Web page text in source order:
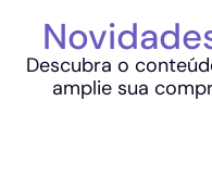
Descubra o
amplie sua